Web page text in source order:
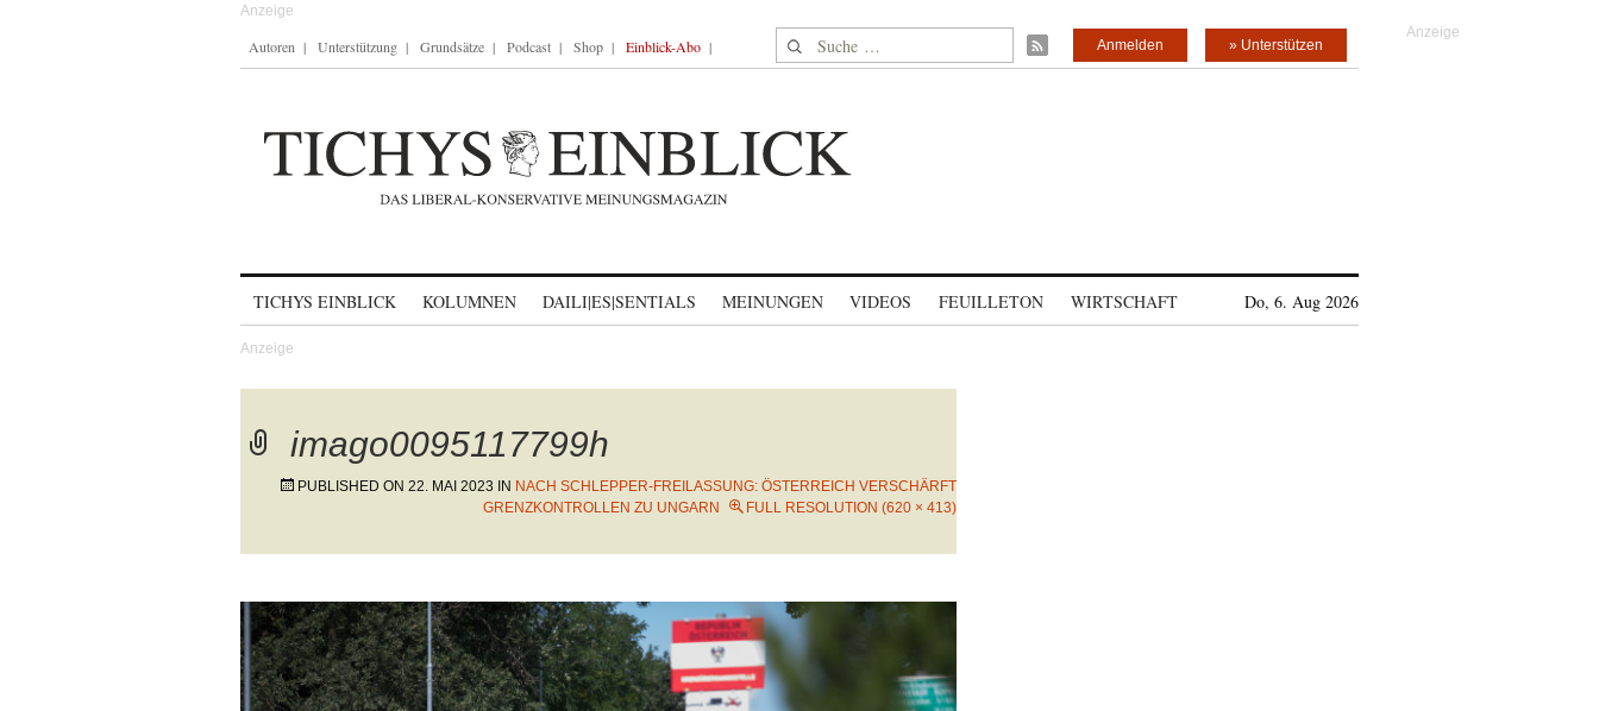
Autoren Unterstützung Grundsätze Podcast Shop Einblick-Abo Suche nach: » Unterstützen
Anmelden
TICHYS EINBLICK KOLUMNEN DAILI|ES|SENTIALS MEINUNGEN VIDEOS FEUILLETON WIRTSCHAFT Do, 6. Aug 2026
imago0095117799h
PUBLISHED ON 22. MAI 2023 IN NACH SCHLEPPER-FREILASSUNG: ÖSTERREICH VERSCHÄRFT
GRENZKONTROLLEN ZU UNGARN
FULL RESOLUTION (620 × 413)